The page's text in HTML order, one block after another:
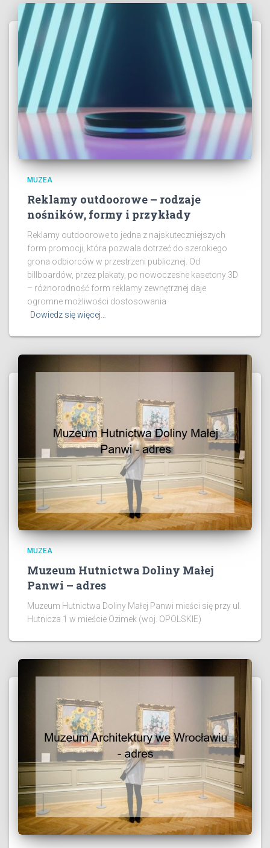
MUZEA
Reklamy outdoorowe – rodzaje
nośników, formy i przykłady
Reklamy outdoorowe to jedna z najskuteczniejszych
form promocji, która pozwala dotrzeć do szerokiego
grona odbiorców w przestrzeni publicznej. Od
billboardów, przez plakaty, po nowoczesne kasetony 3D
– różnorodność form reklamy zewnętrznej daje
ogromne możliwości dostosowania
Dowiedz się więcej…
MUZEA
Muzeum Hutnictwa Doliny Małej
Panwi – adres
Muzeum Hutnictwa Doliny Małej Panwi mieści się przy ul.
Hutnicza 1 w mieście Ozimek (woj. OPOLSKIE)